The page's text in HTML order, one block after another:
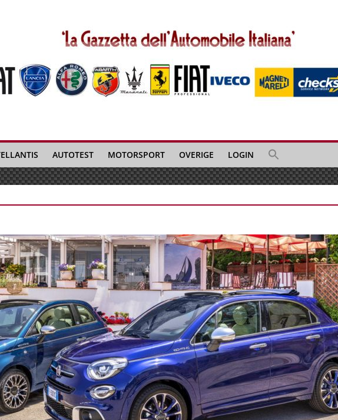
AUTOTEST MOTORSPORT OVERIGE LOGIN